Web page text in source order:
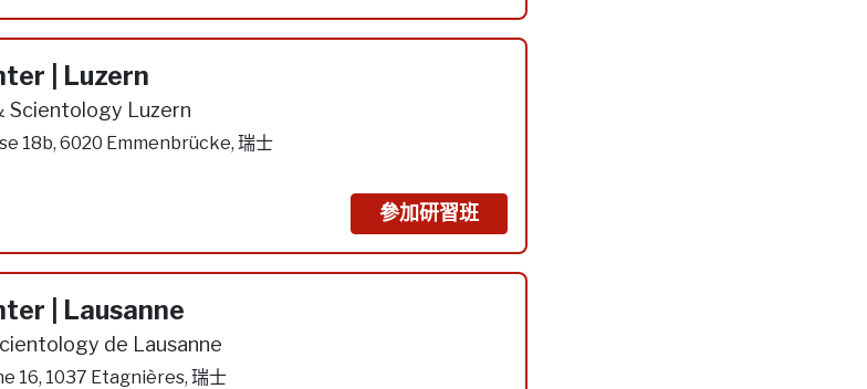
| Luzern
Scientology Luzern
18b, 6020 Emmenbrücke, 瑞士
參加研習班
| Lausanne
de Lausanne
16, 1037 Etagnières, 瑞士